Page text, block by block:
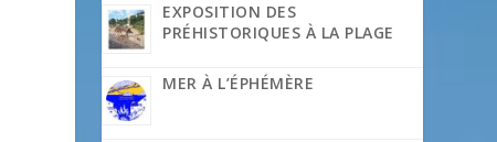
EXPOSITION DES
PRÉHISTORIQUES À LA PLAGE
MER À L’ÉPHÉMÈRE